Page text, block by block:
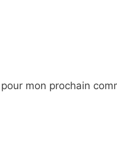
mon prochain